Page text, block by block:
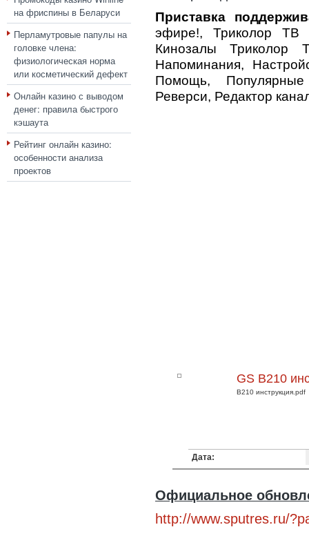
на фриспины в Беларуси
Перламутровые папулы на
головке члена:
физиологическая норма
или косметический дефект
Онлайн казино с выводом
денег: правила быстрого
кэшаута
Рейтинг онлайн казино:
особенности анализа
проектов
Приставка
эфире!, Триколор ТВ
Кинозалы Триколор
Напоминания,
Помощь,
Реверси, Редактор
GS B210
B210 инструкция.pdf
Дата:
Официальное
http://www.sputres.ru/